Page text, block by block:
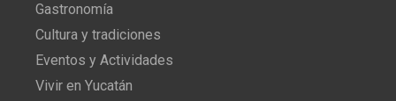
Gastronomía
Cultura y tradiciones
Eventos y Actividades
Vivir en Yucatán